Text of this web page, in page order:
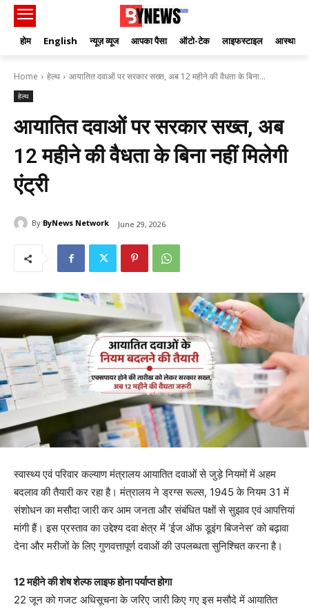
होम English न्यूज़ व्यूज आपका पैसा ऑटो-टेक लाइफस्टाइल आस्था
Home हेल्थ आयातित दवाओं पर सरकार सख्त, अब 12 महीने की वैधता के बिना...
हेल्थ
आयातित दवाओं पर सरकार सख्त, अब
12 महीने की वैधता के बिना नहीं मिलेगी
एंट्री
By ByNews Network June 29, 2026
स्वास्थ्य एवं परिवार कल्याण मंत्रालय आयातित दवाओं से जुड़े नियमों में अहम
बदलाव की तैयारी कर रहा है। मंत्रालय ने ड्रग्स रूल्स, 1945 के नियम 31 में
संशोधन का मसौदा जारी कर आम जनता और संबंधित पक्षों से सुझाव एवं आपत्तियां
मांगी हैं। इस प्रस्ताव का उद्देश्य दवा क्षेत्र में ‘ईज ऑफ डूइंग बिजनेस’ को बढ़ावा
देना और मरीजों के लिए गुणवत्तापूर्ण दवाओं की उपलब्धता सुनिश्चित करना है।
12 महीने की शेष शेल्फ लाइफ होना पर्याप्त होगा
22 जून को गजट अधिसूचना के जरिए जारी किए गए इस मसौदे में आयातित